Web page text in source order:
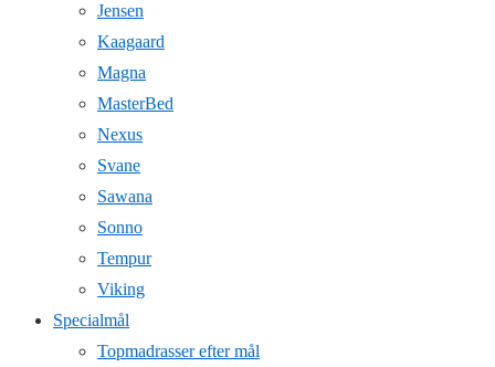
Jensen
Kaagaard
Magna
MasterBed
Nexus
Svane
Sawana
Sonno
Tempur
Viking
Specialmål
Topmadrasser efter mål